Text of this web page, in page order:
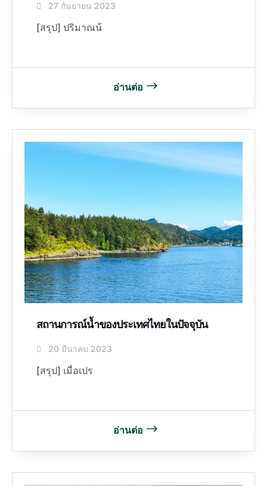
27 กันยายน 2023
[สรุป] ปริมาณน้
อ่านต่อ
สถานการณ์น้ำของประเทศไทยในปัจจุบัน
20 มีนาคม 2023
[สรุป] เมื่อเปร
อ่านต่อ